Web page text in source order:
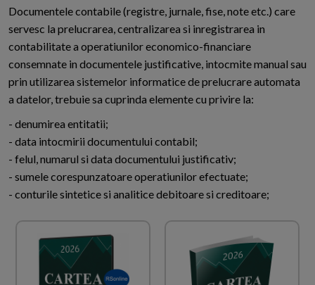
Documentele contabile (registre, jurnale, fise, note etc.) care
servesc la prelucrarea, centralizarea si inregistrarea in
contabilitate a operatiunilor economico-financiare
consemnate in documentele justificative, intocmite manual sau
prin utilizarea sistemelor informatice de prelucrare automata
a datelor, trebuie sa cuprinda elemente cu privire la:
- denumirea entitatii;
- data intocmirii documentului contabil;
- felul, numarul si data documentului justificativ;
- sumele corespunzatoare operatiunilor efectuate;
- conturile sintetice si analitice debitoare si creditoare;